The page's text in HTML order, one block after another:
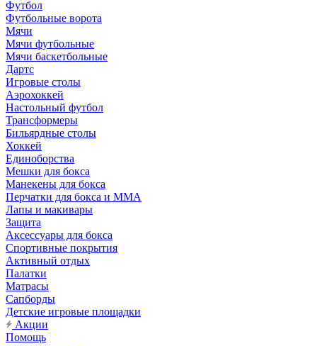
Футбол
Футбольные ворота
Мячи
Мячи футбольные
Мячи баскетбольные
Дартс
Игровые столы
Аэрохоккей
Настольный футбол
Трансформеры
Бильярдные столы
Хоккей
Единоборства
Мешки для бокса
Манекены для бокса
Перчатки для бокса и MMA
Лапы и макивары
Защита
Аксессуары для бокса
Спортивные покрытия
Активный отдых
Палатки
Матрасы
Сапборды
Детские игровые площадки
Акции
Помощь